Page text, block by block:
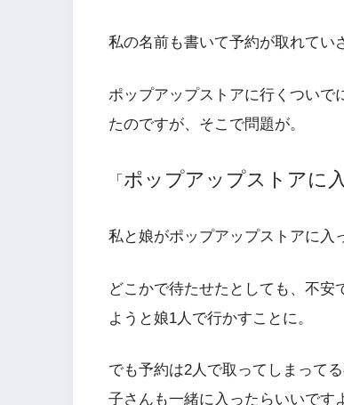
私の名前も書いて予約が取れてい
ポップアップストアに行くついで
たのですが、そこで問題が。
「 ポップアップストアに
私と娘がポップアップストアに
どこかで待たせたとしても、不
ようと娘1人で行かすことに。
でも予約は2人で取ってしまって
子さんも一緒に入ったらいいです